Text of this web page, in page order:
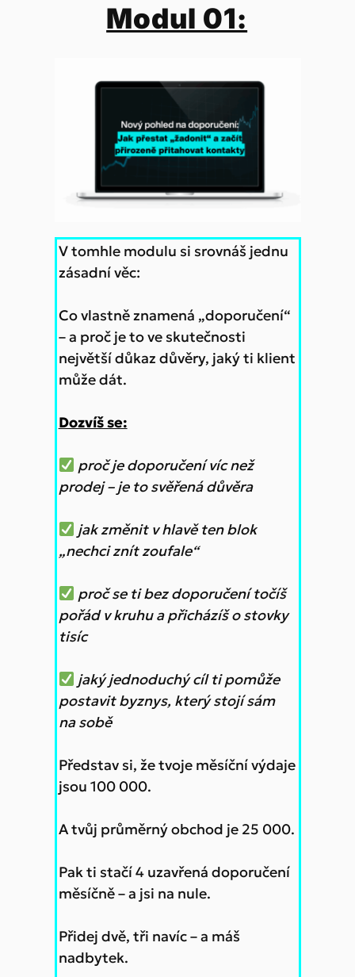
Modul 01:
V tomhle modulu si srovnáš jednu
zásadní věc:
Co vlastně znamená „doporučení“
– a proč je to ve skutečnosti
největší důkaz důvěry, jaký ti klient
může dát.
Dozvíš se:
proč je doporučení víc než
prodej – je to svěřená důvěra
jak změnit v hlavě ten blok
„nechci znít zoufale“
proč se ti bez doporučení točíš
pořád v kruhu a přicházíš o stovky
tisíc
jaký jednoduchý cíl ti pomůže
postavit byznys, který stojí sám
na sobě
Představ si, že tvoje měsíční výdaje
jsou 100 000.
A tvůj průměrný obchod je 25 000.
Pak ti stačí 4 uzavřená doporučení
měsíčně – a jsi na nule.
Přidej dvě, tři navíc – a máš
nadbytek.